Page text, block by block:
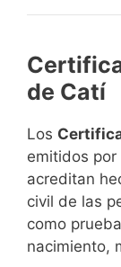
de Catí
Los
emitidos por
acreditan
civil de las
como
nacimiento,